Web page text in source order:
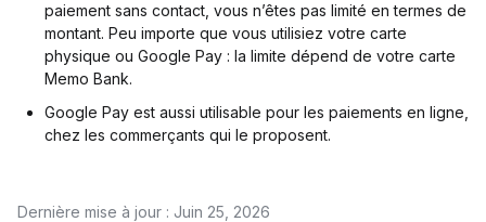
paiement sans contact, vous n’êtes pas limité en termes de
montant. Peu importe que vous utilisiez votre carte
physique ou Google Pay : la limite dépend de votre carte
Memo Bank.
Google Pay est aussi utilisable pour les paiements en ligne,
chez les commerçants qui le proposent.
Dernière mise à jour : Juin 25, 2026